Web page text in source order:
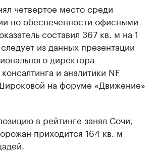
четвертое место среди
по обеспеченности офисными
составил 367 кв. м на 1
из данных презентации
директора
и аналитики NF
на форуме «Движение»
в рейтинге занял Сочи,
приходится 164 кв. м